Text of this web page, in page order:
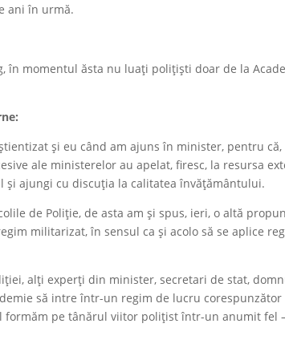
ani în urmă.
în momentul ăsta nu luați polițiști doar de la
:
și eu când am ajuns în minister, pentru
ale ministerelor au apelat, firesc, la resursa
și ajungi cu discuția la calitatea învățământului.
de Poliție, de asta am și spus, ieri, o altă
militarizat, în sensul ca și acolo să se aplice
alți experți din minister, secretari de stat,
să intre într-un regim de lucru
formăm pe tânărul viitor polițist într-un anumit fel